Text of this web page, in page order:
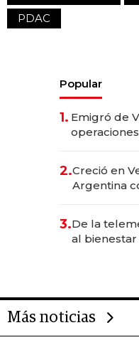
PDAC
Popular
1. Emigró de
2.Creció en
Argentina
las marcas
3.De la
al
Más noticias